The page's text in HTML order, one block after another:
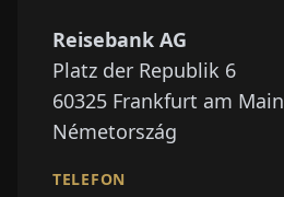
Reisebank AG
Platz der Republik 6
60325 Frankfurt am Main
Németország
TELEFON